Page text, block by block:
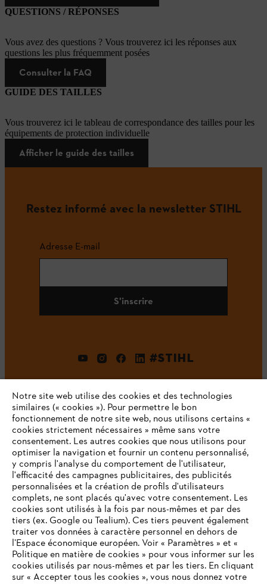
QUESTIONS / RÉPONSES
Vous avez des questions ? Vous trouverez ici les réponses aux
questions les plus fréquemment posées
Consulter la FAQ
GUIDE DES TAILLES
Vous trouverez ici le tableau de correspondance des tailles pour les
équipements de protection individuelle
Afficher le guide des tailles
Restez informé avec la newsletter STIHL
Adresse E-mail
S'inscrire
#STIHL
L'Entreprise
STIHL FAQ
Contact
Notre site web utilise des cookies et des technologies
similaires (« cookies »). Pour permettre le bon
fonctionnement de notre site web, nous utilisons certains «
cookies strictement nécessaires » même sans votre
consentement. Les autres cookies que nous utilisons pour
optimiser la navigation et fournir un contenu personnalisé,
y compris l'analyse du comportement de l'utilisateur,
l'efficacité des campagnes publicitaires, des publicités
personnalisées et la création de profils d'utilisateurs
complets, ne sont placés qu'avec votre consentement. Les
cookies sont utilisés à la fois par nous-mêmes et par des
tiers (ex. Google ou Tealium). Ces tiers peuvent également
traiter vos données à caractère personnel en dehors de
l’Espace économique européen. Voir « Paramètres » et «
Politique en matière de cookies » pour vous informer sur les
cookies utilisés par nous-mêmes et par les tiers. En cliquant
sur « Accepter tous les cookies », vous nous donnez votre